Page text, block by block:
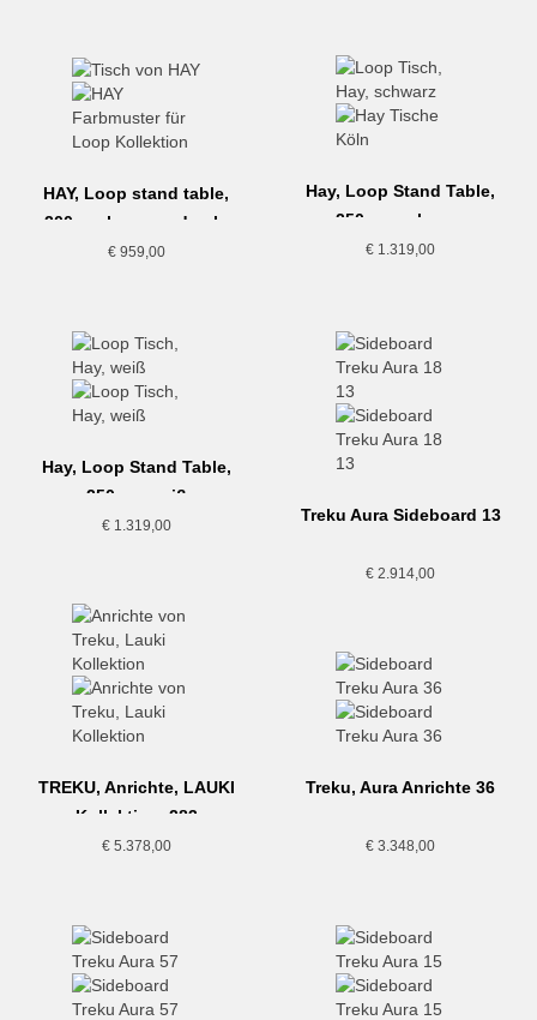
HAY, Loop stand table,
200cm, lacquered oak,
black
€959,00
Hay, Loop Stand Table,
250cm, schwarz
€ 1.319,00
Hay, Loop Stand Table,
250cm, weiß
€1.319,00
Treku Aura Sideboard 13
€ 2.914,00
TREKU, Anrichte, LAUKI
Kollektion, 283
€5.378,00
Treku, Aura Anrichte 36
€ 3.348,00